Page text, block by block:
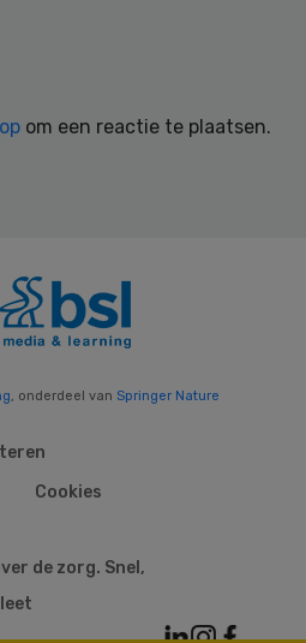
om een reactie te plaatsen.
, onderdeel van Springer Nature
Cookies
de zorg. Snel,